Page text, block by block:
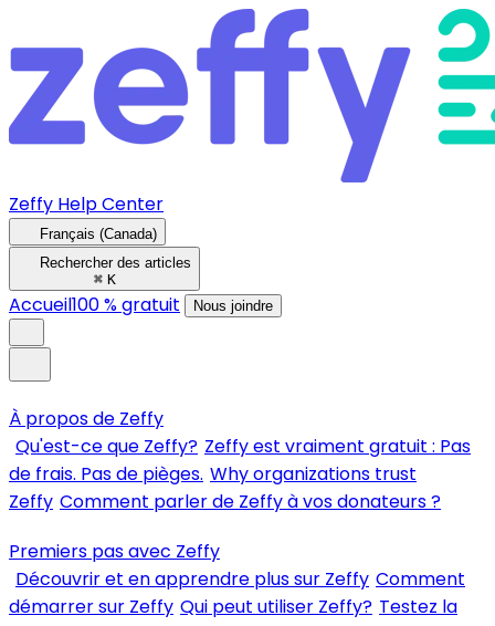
Zeffy Help Center
Français (Canada)
Rechercher des articles
⌘ K
Accueil100 % gratuit Nous joindre
À propos de Zeffy
Qu'est-ce que Zeffy? Zeffy est vraiment gratuit : Pas
de frais. Pas de pièges. Why organizations trust
Zeffy Comment parler de Zeffy à vos donateurs ?
Premiers pas avec Zeffy
Découvrir et en apprendre plus sur Zeffy Comment
démarrer sur Zeffy Qui peut utiliser Zeffy? Testez la